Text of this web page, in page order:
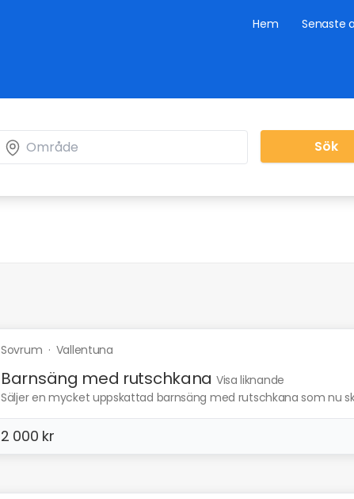
Hem Senaste
Sök
Sovrum · Vallentuna
Barnsäng med rutschkana Visa liknande
Säljer en mycket uppskattad barnsäng med rutschkana som nu
2 000 kr